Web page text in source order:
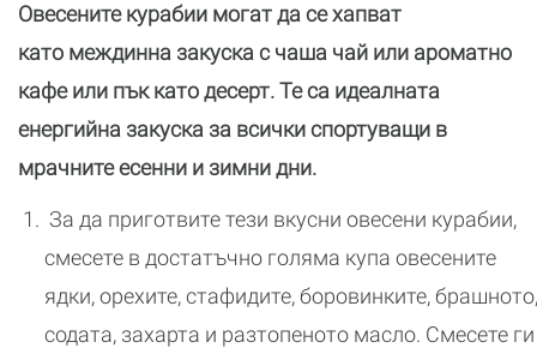
Овесените курабии могат да се хапват
като междинна закуска с чаша чай или ароматно
кафе или пък като десерт. Те са идеалната
енергийна закуска за всички спортуващи в
мрачните есенни и зимни дни.
За да приготвите тези вкусни овесени курабии,
смесете в достатъчно голяма купа овесените
ядки, орехите, стафидите, боровинките, брашното,
содата, захарта и разтопеното масло. Смесете ги